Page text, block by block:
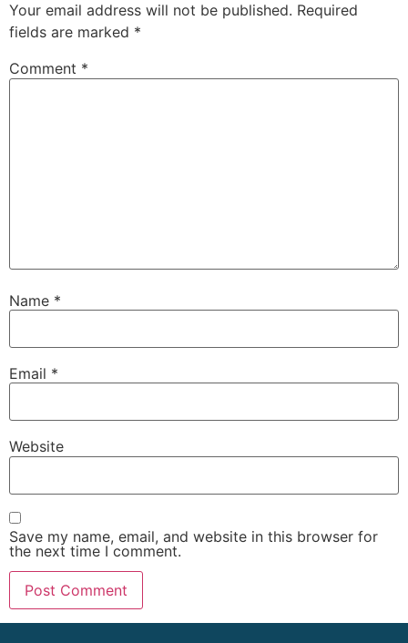
Your email address will not be published. Required
fields are marked *
Comment *
Name *
Email *
Website
Save my name, email, and website in this browser for
the next time I comment.